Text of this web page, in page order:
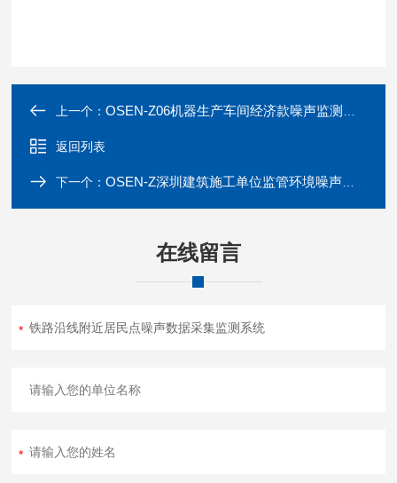
上一个：OSEN-Z06机器生产车间经济款噪声监测报警仪批量供应
返回列表
下一个：OSEN-Z深圳建筑施工单位监管环境噪声自动监测系统
在线留言